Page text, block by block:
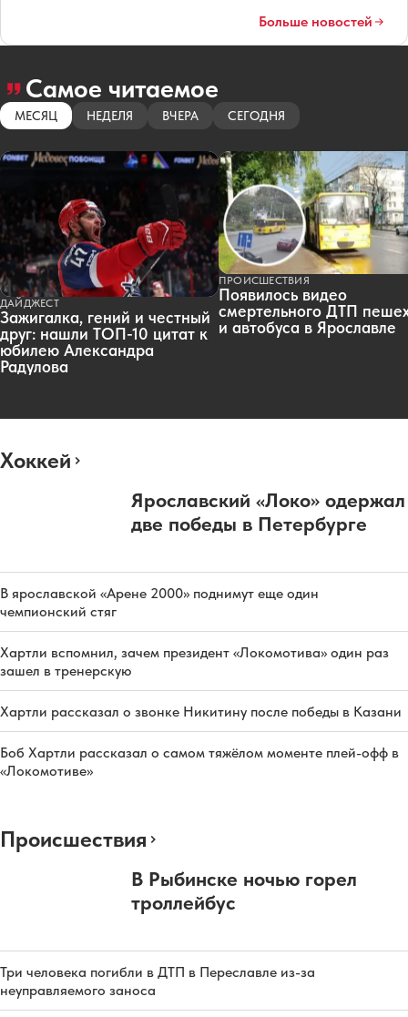
Больше новостей
Самое читаемое
МЕСЯЦ НЕДЕЛЯ ВЧЕРА СЕГОДНЯ
ДАЙДЖЕСТ
Зажигалка, гений и честный
друг: нашли ТОП-10 цитат к
юбилею Александра
Радулова
ПРОИСШЕСТВИЯ
Появилось видео
смертельного ДТП
и автобуса в Ярославле
Хоккей
Ярославский «Локо» одержал
две победы в Петербурге
В ярославской «Арене 2000» поднимут еще один
чемпионский стяг
Хартли вспомнил, зачем президент «Локомотива» один раз
зашел в тренерскую
Хартли рассказал о звонке Никитину после победы в Казани
Боб Хартли рассказал о самом тяжёлом моменте плей-офф в
«Локомотиве»
Происшествия
В Рыбинске ночью горел
троллейбус
Три человека погибли в ДТП в Переславле из-за
неуправляемого заноса